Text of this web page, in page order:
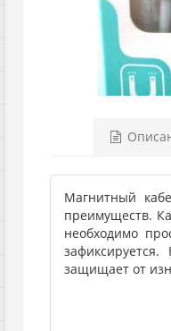
Магнитный
преимуществ.
необходимо
защищает от